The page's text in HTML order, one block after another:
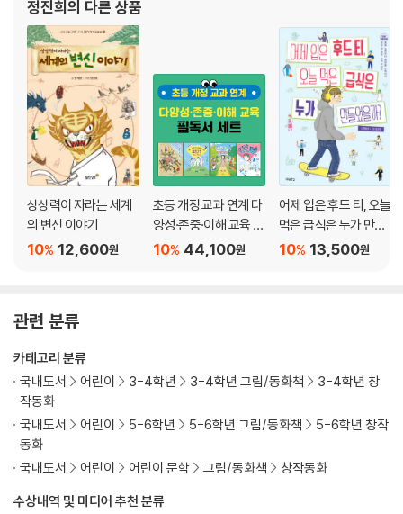
정진희의 다른 상품
상상력이 자라는 세계
의 변신 이야기
12,600원
10%
초등 개정 교과 연계 다
양성·존중·이해 교육 필
독서 세트44,100원
10%
어제 입은 후드 티, 오늘
먹은 급식은 누가 만들
었을까?13,500원
10%
관련 분류
수상내역 및 미디어 추천 분류
카테고리 분류
국내도서
어린이 3-4학년 3-4학년 그림/동화책
3-4학년 창
작동화
국내도서
어린이 5-6학년 5-6학년 그림/동화책
5-6학년 창작
동화
국내도서
어린이 어린이 문학 그림/동화책 창작동화